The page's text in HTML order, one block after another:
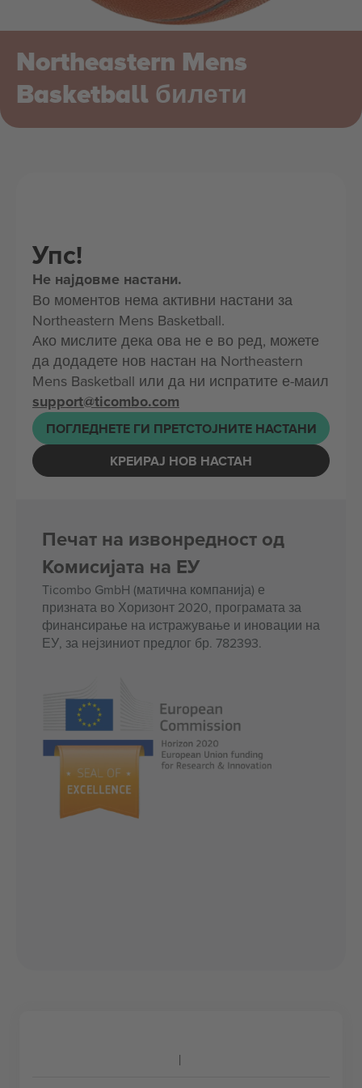
Northeastern Mens
Basketball билети
Упс!
Не најдовме настани.
Во моментов нема активни настани за
Northeastern Mens Basketball.
Ако мислите дека ова не е во ред, можете
да додадете нов настан на Northeastern
Mens Basketball или да ни испратите е-маил
support@ticombo.com
ПОГЛЕДНЕТЕ ГИ ПРЕТСТОЈНИТЕ НАСТАНИ
КРЕИРАЈ НОВ НАСТАН
Печат на извонредност од
Комисијата на ЕУ
Ticombo GmbH (матична компанија) е
призната во Хоризонт 2020, програмата за
финансирање на истражување и иновации на
ЕУ, за нејзиниот предлог бр. 782393.